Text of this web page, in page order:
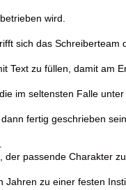
wird.
sich das Schreiberteam
Text zu füllen, damit am
im seltensten Falle
fertig geschrieben
passende Charakter
zu einer festen